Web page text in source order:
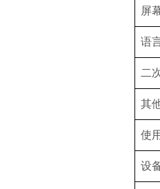
屏
语
二
其
使
设